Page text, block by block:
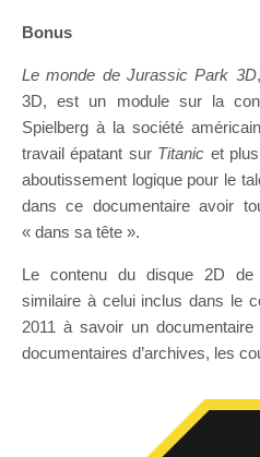
Bonus
Le monde de Jurassic Park 3D
3D, est un module sur la
Spielberg à la société
travail épatant sur Titanic et
aboutissement logique pour le
dans ce documentaire avoir
« dans sa tête ».
Le contenu du disque 2D de
similaire à celui inclus dans le
2011 à savoir un
documentaires d’archives, les